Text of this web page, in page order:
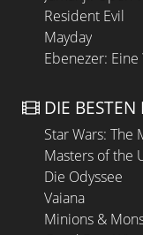
Resident Evil
Mayday
Ebenezer:
DIE BESTEN
Star Wars: The
Masters of the
Die Odyssee
Vaiana
Minions &